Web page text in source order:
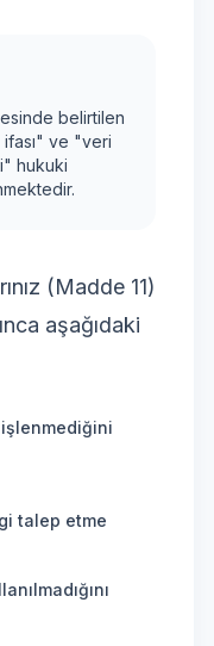
belirtilen
ifası" ve "veri
hukuki
(Madde 11)
aşağıdaki
talep etme